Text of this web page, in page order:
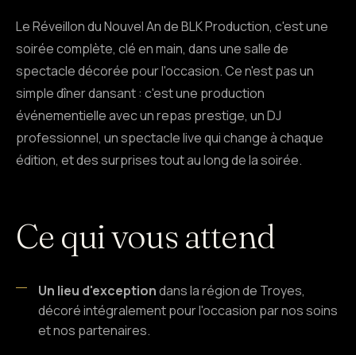
Le Réveillon du Nouvel An de BLK Production, c'est une
soirée complète, clé en main, dans une salle de
spectacle décorée pour l'occasion. Ce n'est pas un
simple dîner dansant : c'est une production
événementielle avec un repas prestige, un DJ
professionnel, un spectacle live qui change à chaque
édition, et des surprises tout au long de la soirée.
Ce qui vous attend
Un lieu d'exceptiondans la région de Troyes,
décoré intégralement pour l'occasion par nos soins
et nos partenaires.